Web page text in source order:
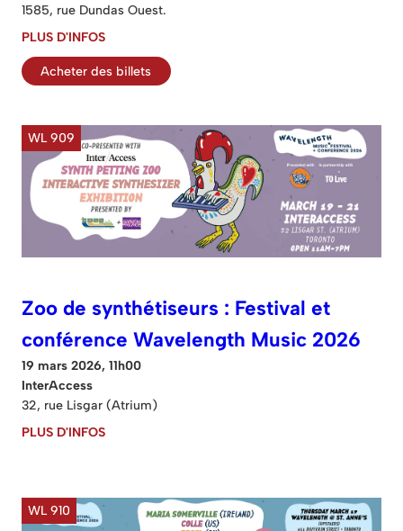
1585, rue Dundas Ouest.
PLUS D'INFOS
Acheter des billets
WL 909
Zoo de synthétiseurs : Festival et
conférence Wavelength Music 2026
19 mars 2026, 11h00
InterAccess
32, rue Lisgar (Atrium)
PLUS D'INFOS
WL 910